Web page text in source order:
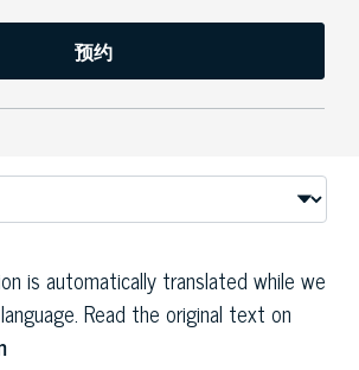
预约
is automatically translated while we
Read the original text on